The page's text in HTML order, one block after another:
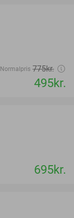
Normalpris 775kr.
495kr.
695kr.